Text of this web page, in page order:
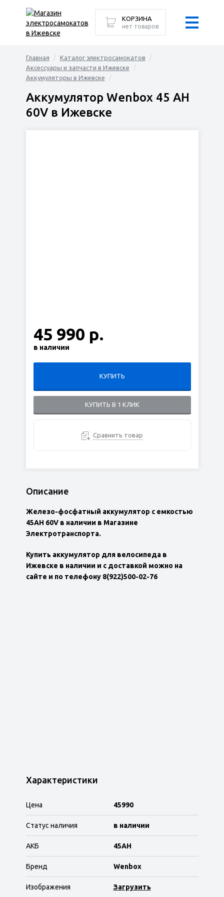
Главная
Каталог электросамокатов
Аксессуары и запчасти в Ижевске
Аккумуляторы в Ижевске
Аккумулятор Wenbox 45 AH
60V в Ижевске
45 990 р.
в наличии
КУПИТЬ
КУПИТЬ В 1 КЛИК
Сравнить товар
Описание
Железо-фосфатный аккумулятор с емкостью
45АН 60Vв наличии в Магазине
Электротранспорта.
Купить аккумулятор для велосипеда в
Ижевске в наличии и с доставкой можно на
сайте и по телефону 8(922)500-02-76
Характеристики
Цена 45990
Статус наличия в наличии
АКБ 45AH
Бренд Wenbox
Изображения Загрузить
КОРЗИНА
нет товаров